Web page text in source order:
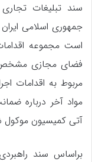
سند تبلیغات
جمهوری اسلامی
است مجموعه
مربوط به اقدامات
مواد آخر درباره
آتی کمیسیون
براساس سند